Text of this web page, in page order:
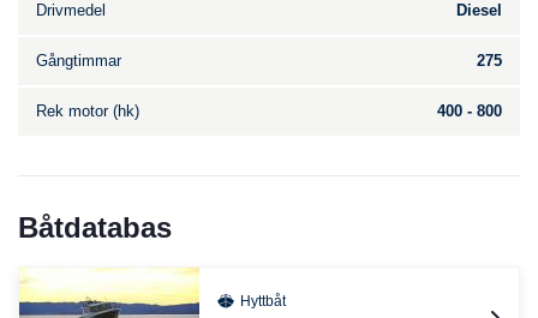
Drivmedel Diesel
Gångtimmar 275
Rek motor (hk) 400 - 800
Båtdatabas
Hyttbåt